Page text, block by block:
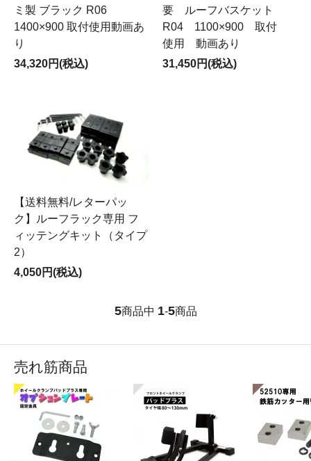
ミ製 ブラック R06
1400×900 取付使用動画あ
り
34,320円(税込)
要 ルーフバスケット
R04 1100×900 取付
使用 動画あり
31,450円(税込)
【送料無料/レターパッ
ク】ルーフラック専用 フ
ィッテングキット（タイプ
2）
4,050円(税込)
5商品中 1-5商品
売れ筋商品